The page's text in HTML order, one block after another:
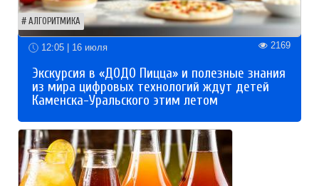
АЛГОРИТМИКА
12:05 | 16 июля 2169
Экскурсия в «ДОДО Пицца» и полезные знания
из мира цифровых технологий ждут детей
Каменска-Уральского этим летом